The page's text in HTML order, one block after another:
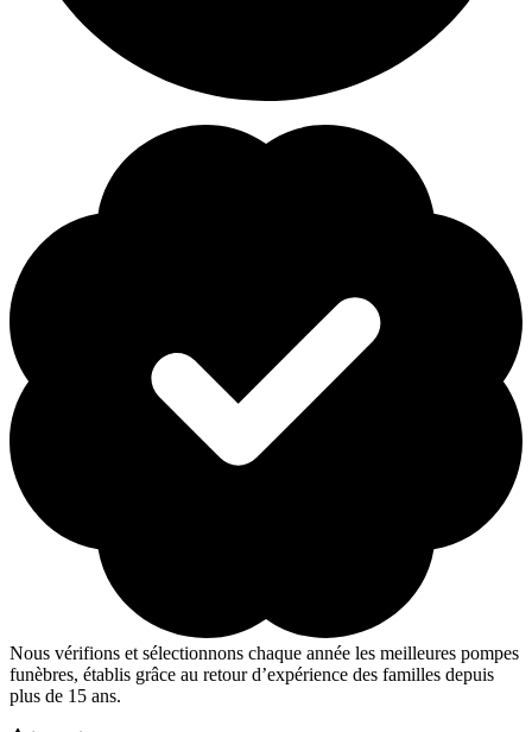
Nous vérifions et sélectionnons chaque année les meilleures pompes
funèbres, établis grâce au retour d’expérience des familles depuis
plus de 15 ans.